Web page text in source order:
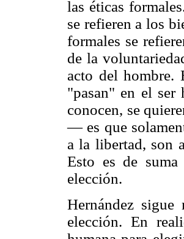
las éticas
se refieren a los
formales se
de la
acto del hombre.
"pasan" en el ser
conocen, se
— es que
a la libertad, son
Esto es de
elección.
Hernández
elección. En